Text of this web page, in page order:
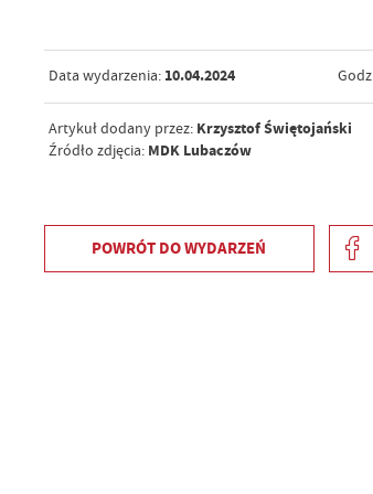
Data wydarzenia: 10.04.2024
Artykuł dodany przez: Krzysztof Świętojański
Źródło zdjęcia: MDK Lubaczów
POWRÓT DO WYDARZEŃ